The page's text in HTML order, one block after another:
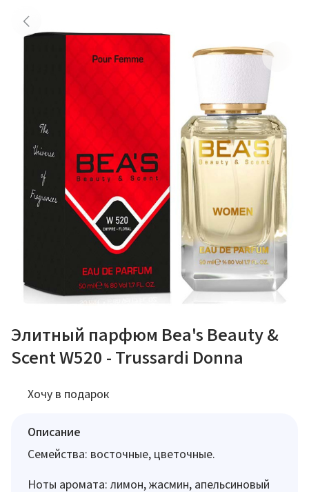
Элитный парфюм Bea's Beauty &
Scent W520 - Trussardi Donna
Хочу в подарок
Описание
Семейства: восточные, цветочные.
Ноты аромата: лимон, жасмин, апельсиновый